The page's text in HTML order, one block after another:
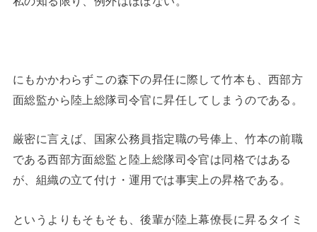
にもかかわらずこの森下の昇任に際して竹本も、西部方
面総監から陸上総隊司令官に昇任してしまうのである。
厳密に言えば、国家公務員指定職の号俸上、竹本の前職
である西部方面総監と陸上総隊司令官は同格ではある
が、組織の立て付け・運用では事実上の昇格である。
というよりもそもそも、後輩が陸上幕僚長に昇るタイミ